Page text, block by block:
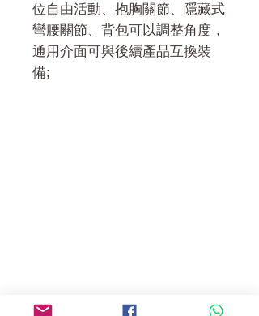
位自由活動、抱胸關節、隱藏式
彎腰關節、背包可以調整角度，
通用介面可與後續產品互換裝
備;
275A, 2/F, Ins Point